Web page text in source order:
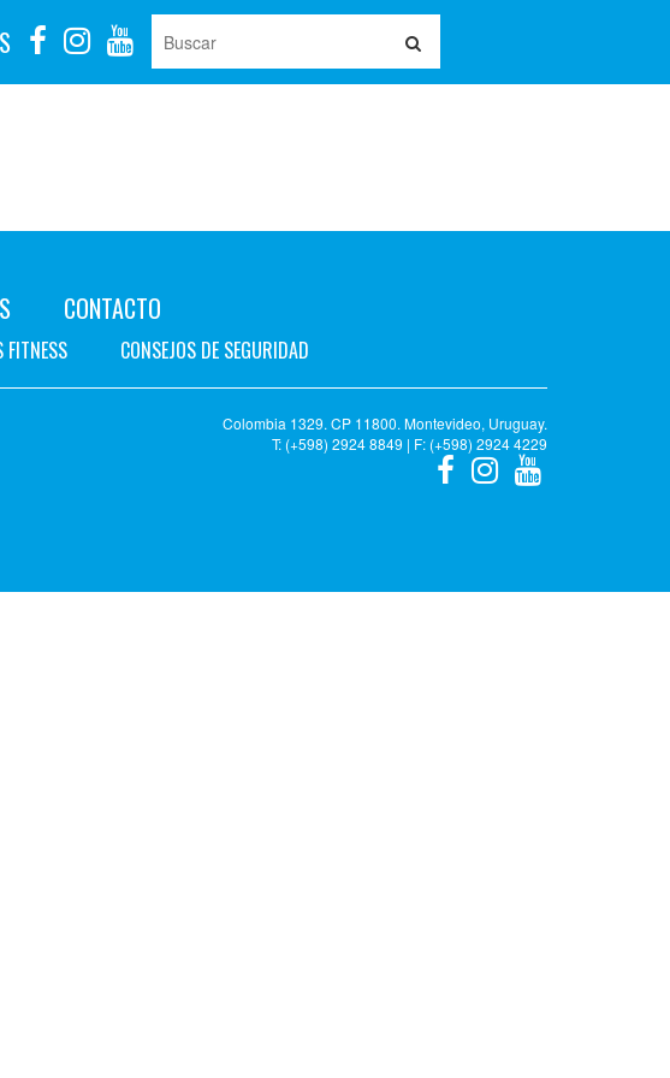
CONTACTO
CONSEJOS DE SEGURIDAD
Colombia 1329. CP 11800. Montevideo, Uruguay.
T: (+598) 2924 8849 | F: (+598) 2924 4229